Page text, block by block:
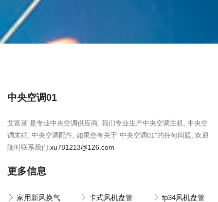
中央空调01
艾富莱 是专业中央空调供应商, 我们专业生产中央空调主机, 中央空
调末端, 中央空调配件, 如果您有关于"中央空调01"的任何问题, 欢迎
随时联系我们. xu781213@126.com
更多信息
家用新风换气
卡式风机盘管
fp34风机盘管